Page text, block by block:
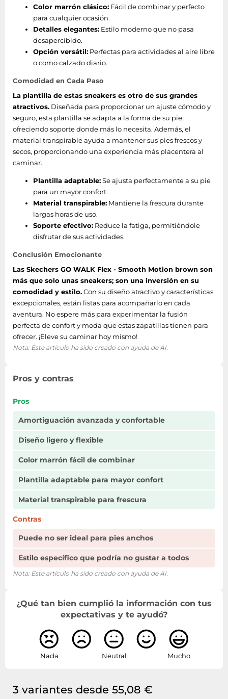
Color marrón clásico: Fácil de combinar y perfecto
para cualquier ocasión.
Detalles elegantes: Estilo moderno que no pasa
desapercibido.
Opción versátil: Perfectas para actividades al aire libre
o como calzado diario.
Comodidad en Cada Paso
La plantilla de estas sneakers es otro de sus grandes
atractivos. Diseñada para proporcionar un ajuste cómodo y
seguro, esta plantilla se adapta a la forma de su pie,
ofreciendo soporte donde más lo necesita. Además, el
material transpirable ayuda a mantener sus pies frescos y
secos, proporcionando una experiencia más placentera al
caminar.
Plantilla adaptable:Se ajusta perfectamente a su pie
para un mayor confort.
Material transpirable: Mantiene la frescura durante
largas horas de uso.
Soporte efectivo: Reduce la fatiga, permitiéndole
disfrutar de sus actividades.
Conclusión Emocionante
Las Skechers GO WALK Flex - Smooth Motion brown son
más que solo unas sneakers; son una inversión en su
comodidad y estilo.Con su diseño atractivo y características
excepcionales, están listas para acompañarlo en cada
aventura. No espere más para experimentar la fusión
perfecta de confort y moda que estas zapatillas tienen para
ofrecer. ¡Eleve su caminar hoy mismo!
Nota: Este artículo ha sido creado con ayuda de AI.
Pros y contras
Pros
Amortiguación avanzada y confortable
Diseño ligero y flexible
Color marrón fácil de combinar
Plantilla adaptable para mayor confort
Material transpirable para frescura
Contras
Puede no ser ideal para pies anchos
Estilo específico que podría no gustar a todos
Nota: Este artículo ha sido creado con ayuda de AI.
¿Qué tan bien cumplió la información con tus
expectativas y te ayudó?
Nada Neutral Mucho
3 variantes desde 55,08 €